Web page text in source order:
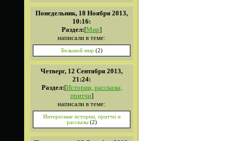
Понедельник, 18 Ноября 2013,
10:16:
Раздел:[Мир]
написали в теме:
Большой мир (2)
Четверг, 12 Сентября 2013,
21:24:
Раздел:[Истории, рассказы,
притчи]
написали в теме:
Интересные истории, притчи и
рассказы (2)